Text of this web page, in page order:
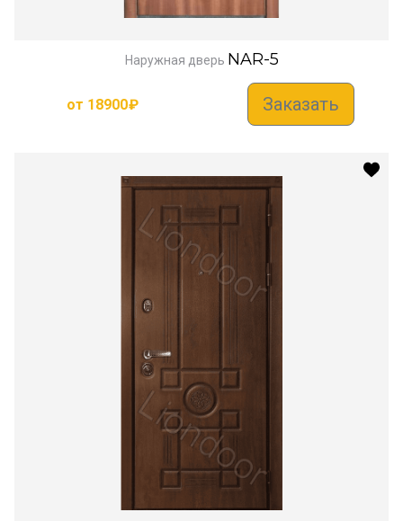
Наружная дверь NAR-5
от 18900₽ Заказать